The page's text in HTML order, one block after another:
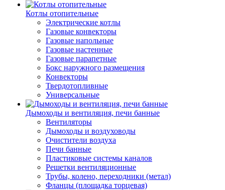
Котлы отопительные
Электрические котлы
Газовые конвекторы
Газовые напольные
Газовые настенные
Газовые парапетные
Бокс наружного размещения
Конвекторы
Твердотопливные
Универсальные
Дымоходы и вентиляция, печи банные
Вентиляторы
Дымоходы и воздуховоды
Очистители воздуха
Печи банные
Пластиковые системы каналов
Решетки вентиляционные
Трубы, колено, переходники (метал)
Фланцы (площадка торцевая)